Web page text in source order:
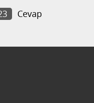
Cevap